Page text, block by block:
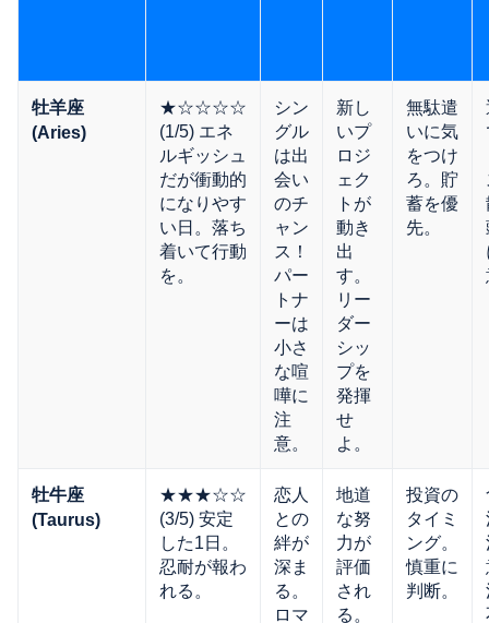
牡羊座
(Aries)
★☆☆☆☆
(1/5) エネ
ルギッシュ
だが衝動的
になりやす
い日。落ち
着いて行動
を。
シン
グル
は出
会い
のチ
ャン
ス！
パー
トナ
ーは
小さ
な喧
嘩に
注
意。
新し
いプ
ロジ
ェク
トが
動き
出
す。
リー
ダー
シッ
プを
発揮
せ
よ。
無駄遣
いに気
をつけ
ろ。貯
蓄を優
先。
牡牛座
(Taurus)
★★★☆☆
(3/5) 安定
した1日。
忍耐が報わ
れる。
恋人
との
絆が
深ま
る。
ロマ
地道
な努
力が
評価
され
る。
投資の
タイミ
ング。
慎重に
判断。